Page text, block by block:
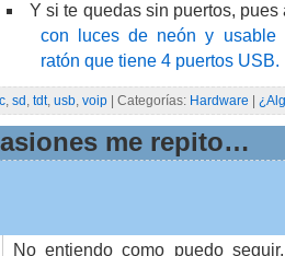
Y si te quedas sin puertos,
con luces de neón y usable
ratón que tiene 4 puertos USB.
, sd , tdt, usb, voip | Categorías: Hardware
me repito…
No entiendo como puedo